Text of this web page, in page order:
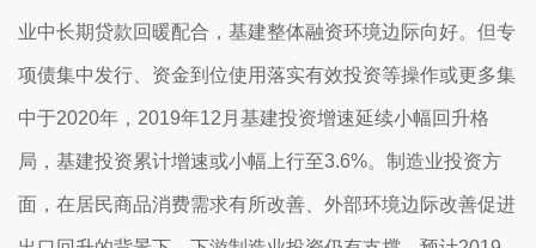
业中长期贷款回暖配合，基建整体融资环境边际向好。但专
项债集中发行、资金到位使用落实有效投资等操作或更多集
中于2020年，2019年12月基建投资增速延续小幅回升格
局，基建投资累计增速或小幅上行至3.6%。制造业投资方
面，在居民商品消费需求有所改善、外部环境边际改善促进